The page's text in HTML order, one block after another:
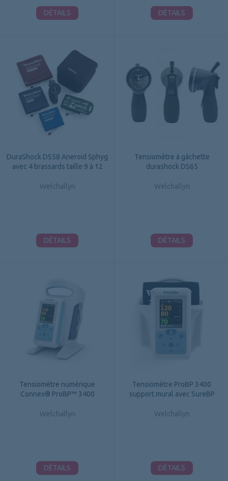
DÉTAILS DÉTAILS
DuraShock DS58 Aneroid Sphyg
avec 4 brassards taille 9 à 12
Welchallyn
DÉTAILS
Tensiomètre à gâchette
durashock DS65
Welchallyn
DÉTAILS
Tensiomètre numérique
Connex® ProBP™ 3400
Welchallyn
DÉTAILS
Tensiomètre ProBP 3400
support mural avec SureBP
Welchallyn
DÉTAILS